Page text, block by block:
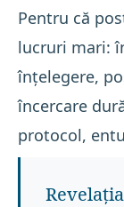
Pentru că
lucruri mari:
înțelegere,
încercare
protocol,
Revelația